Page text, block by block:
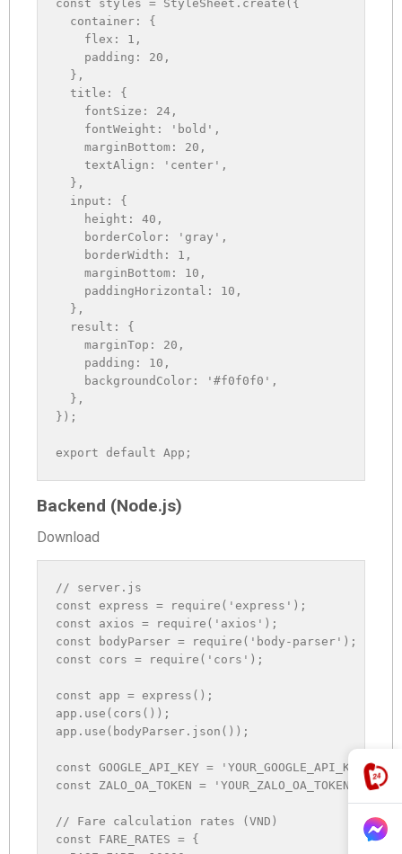
const styles = StyleSheet . create ( {
container :
{
flex : 1 ,
padding : 20 ,
} ,
title :
{
fontSize : 24 ,
fontWeight : 'bold' ,
marginBottom : 20 ,
textAlign : 'center' ,
} ,
input :
{
height : 40 ,
borderColor : 'gray' ,
borderWidth : 1 ,
marginBottom : 10 ,
paddingHorizontal : 10 ,
} ,
result :
{
marginTop : 20 ,
padding : 10 ,
backgroundColor : '#f0f0f0' ,
} ,
} ) ;
export default App ;
Backend (Node.js)
Download
// server.js
const express = require ( 'express' ) ;
const axios = require ( 'axios' ) ;
const bodyParser = require ( 'body-parser' ) ;
const cors = require ( 'cors' ) ;
const app = express ( ) ;
app . use ( cors ( ) ) ;
app . use ( bodyParser . json ( ) ) ;
const GOOGLE_API_KEY = 'YOUR_GOOGLE_API_KEY';
const
ZALO_OA_TOKEN = 'YOUR_ZALO_OA_TOKEN'
// Fare calculation rates (VND)
const
FARE_RATES = {